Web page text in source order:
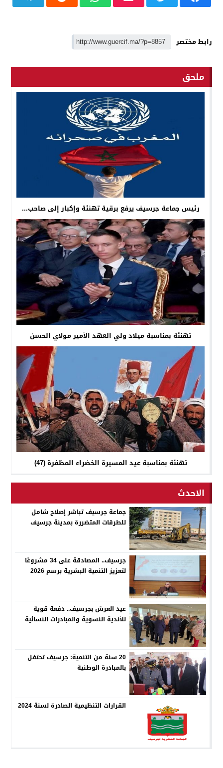
رابط مختصر
ملحق
رئيس جماعة جرسيف يرفع برقية تهنئة وإكبار إلى صاحب...
تهنئة بمناسبة ميلاد ولي العهد الأمير مولاي الحسن
تهنئة بمناسبة عيد المسيرة الخضراء المظفرة (47)
الاحدث
جماعة جرسيف تباشر إصلاح شامل
للطرقات المتضررة بمدينة جرسيف
جرسيف.. المصادقة على 34 مشروعًا
لتعزيز التنمية البشرية برسم 2026
عيد العرش بجرسيف.. دفعة قوية
للأندية النسوية والمبادرات النسائية
20 سنة من التنمية: جرسيف تحتفل
بالمبادرة الوطنية
القرارات التنظيمية الصادرة لسنة 2024